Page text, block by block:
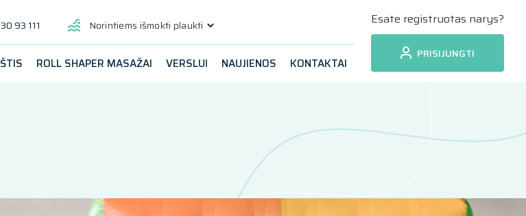
93 111 Norintiems išmokti plaukti
ROLL SHAPER MASAŽAI VERSLUI NAUJIENOS KONTAKTAI
Esate registruotas narys?
PRISIJUNGTI